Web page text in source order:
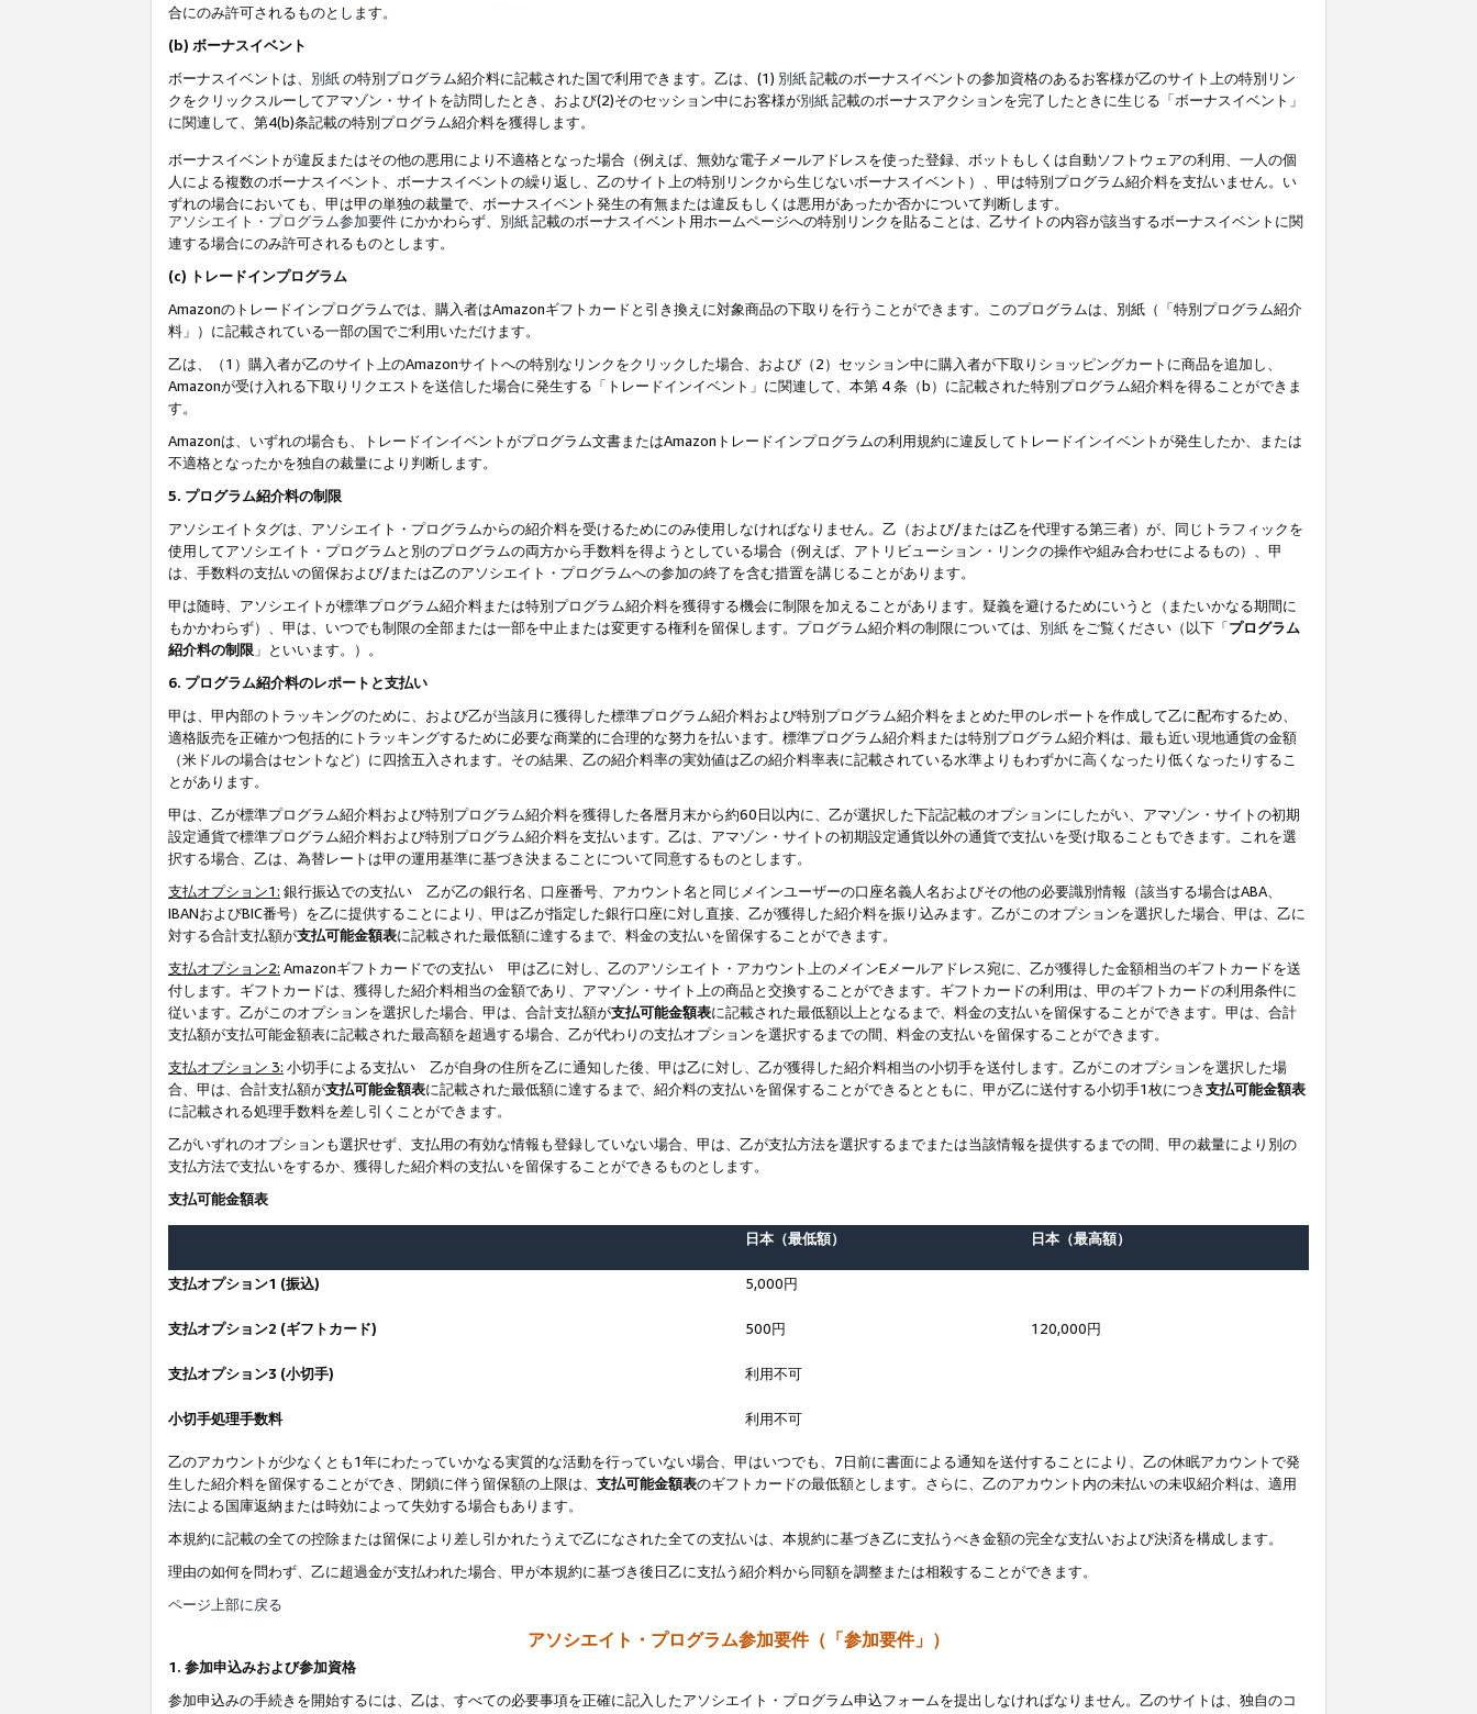
合にのみ許可されるものとします。
(b) ボーナスイベント
ボーナスイベントは、 別紙の特別プログラム紹介料に記載された国で利用できます。乙は、(1) 別紙記載のボーナスイベントの参加資格のあるお客様が乙のサイト上の特別リン
クをクリックスルーしてアマゾン・サイトを訪問したとき、および(2)そのセッション中にお客様が別紙記載のボーナスアクションを完了したときに生じる「ボーナスイベント」
に関連して、第4(b)条記載の特別プログラム紹介料を獲得します。
ボーナスイベントが違反またはその他の悪用により不適格となった場合（例えば、無効な電子メールアドレスを使った登録、ボットもしくは自動ソフトウェアの利用、一人の個
人による複数のボーナスイベント、ボーナスイベントの繰り返し、乙のサイト上の特別リンクから生じないボーナスイベント）、甲は特別プログラム紹介料を支払いません。い
ずれの場合においても、甲は甲の単独の裁量で、ボーナスイベント発生の有無または違反もしくは悪用があったか否かについて判断します。
アソシエイト・プログラム参加要件 にかかわらず、 別紙記載のボーナスイベント用ホームページへの特別リンクを貼ることは、乙サイトの内容が該当するボーナスイベントに関
連する場合にのみ許可されるものとします。
(c) トレードインプログラム
Amazonのトレードインプログラムでは、購入者はAmazonギフトカードと引き換えに対象商品の下取りを行うことができます。このプログラムは、別紙（「特別プログラム紹介
料」）に記載されている一部の国でご利用いただけます。
乙は、（1）購入者が乙のサイト上のAmazonサイトへの特別なリンクをクリックした場合、および（2）セッション中に購入者が下取りショッピングカートに商品を追加し、
Amazonが受け入れる下取りリクエストを送信した場合に発生する「トレードインイベント」に関連して、本第 4 条（b）に記載された特別プログラム紹介料を得ることができま
す。
Amazonは、いずれの場合も、トレードインイベントがプログラム文書またはAmazonトレードインプログラムの利用規約に違反してトレードインイベントが発生したか、または
不適格となったかを独自の裁量により判断します。
5. プログラム紹介料の制限
アソシエイトタグは、アソシエイト・プログラムからの紹介料を受けるためにのみ使用しなければなりません。乙（および/または乙を代理する第三者）が、同じトラフィックを
使用してアソシエイト・プログラムと別のプログラムの両方から手数料を得ようとしている場合（例えば、アトリビューション・リンクの操作や組み合わせによるもの）、甲
は、手数料の支払いの留保および/または乙のアソシエイト・プログラムへの参加の終了を含む措置を講じることがあります。
甲は随時、アソシエイトが標準プログラム紹介料または特別プログラム紹介料を獲得する機会に制限を加えることがあります。疑義を避けるためにいうと（またいかなる期間に
もかかわらず）、甲は、いつでも制限の全部または一部を中止または変更する権利を留保します。プログラム紹介料の制限については、 別紙 をご覧ください（以下「プログラム
紹介料の制限 」といいます。）。
6. プログラム紹介料のレポートと支払い
甲は、甲内部のトラッキングのために、および乙が当該月に獲得した標準プログラム紹介料および特別プログラム紹介料をまとめた甲のレポートを作成して乙に配布するため、
適格販売を正確かつ包括的にトラッキングするために必要な商業的に合理的な努力を払います。標準プログラム紹介料または特別プログラム紹介料は、最も近い現地通貨の金額
（米ドルの場合はセントなど）に四捨五入されます。その結果、乙の紹介料率の実効値は乙の紹介料率表に記載されている水準よりもわずかに高くなったり低くなったりするこ
とがあります。
甲は、乙が標準プログラム紹介料および特別プログラム紹介料を獲得した各暦月末から約60日以内に、乙が選択した下記記載のオプションにしたがい、アマゾン・サイトの初期
設定通貨で標準プログラム紹介料および特別プログラム紹介料を支払います。乙は、アマゾン・サイトの初期設定通貨以外の通貨で支払いを受け取ることもできます。これを選
択する場合、乙は、為替レートは甲の運用基準に基づき決まることについて同意するものとします。
支払オプション1: 銀行振込での支払い 乙が乙の銀行名、口座番号、アカウント名と同じメインユーザーの口座名義人名およびその他の必要識別情報（該当する場合はABA、
IBANおよびBIC番号）を乙に提供することにより、甲は乙が指定した銀行口座に対し直接、乙が獲得した紹介料を振り込みます。乙がこのオプションを選択した場合、甲は、乙に
対する合計支払額が支払可能金額表に記載された最低額に達するまで、料金の支払いを留保することができます。
支払オプション2: Amazonギフトカードでの支払い 甲は乙に対し、乙のアソシエイト・アカウント上のメインEメールアドレス宛に、乙が獲得した金額相当のギフトカードを送
付します。ギフトカードは、獲得した紹介料相当の金額であり、アマゾン・サイト上の商品と交換することができます。ギフトカードの利用は、甲のギフトカードの利用条件に
従います。乙がこのオプションを選択した場合、甲は、合計支払額が支払可能金額表に記載された最低額以上となるまで、料金の支払いを留保することができます。甲は、合計
支払額が支払可能金額表に記載された最高額を超過する場合、乙が代わりの支払オプションを選択するまでの間、料金の支払いを留保することができます。
支払オプション 3: 小切手による支払い 乙が自身の住所を乙に通知した後、甲は乙に対し、乙が獲得した紹介料相当の小切手を送付します。乙がこのオプションを選択した場
合、甲は、合計支払額が支払可能金額表に記載された最低額に達するまで、紹介料の支払いを留保することができるとともに、甲が乙に送付する小切手1枚につき支払可能金額表
に記載される処理手数料を差し引くことができます。
乙がいずれのオプションも選択せず、支払用の有効な情報も登録していない場合、甲は、乙が支払方法を選択するまでまたは当該情報を提供するまでの間、甲の裁量により別の
支払方法で支払いをするか、獲得した紹介料の支払いを留保することができるものとします。
支払可能金額表
日本（最低額） 日本（最高額）
支払オプション1 (振込) 5,000円
支払オプション2 (ギフトカード) 500円 120,000円
支払オプション3 (小切手) 利用不可
小切手処理手数料 利用不可
乙のアカウントが少なくとも1年にわたっていかなる実質的な活動を行っていない場合、甲はいつでも、7日前に書面による通知を送付することにより、乙の休眠アカウントで発
生した紹介料を留保することができ、閉鎖に伴う留保額の上限は、 支払可能金額表のギフトカードの最低額とします。さらに、乙のアカウント内の未払いの未収紹介料は、適用
法による国庫返納または時効によって失効する場合もあります。
本規約に記載の全ての控除または留保により差し引かれたうえで乙になされた全ての支払いは、本規約に基づき乙に支払うべき金額の完全な支払いおよび決済を構成します。
理由の如何を問わず、乙に超過金が支払われた場合、甲が本規約に基づき後日乙に支払う紹介料から同額を調整または相殺することができます。
ページ上部に戻る
アソシエイト・プログラム参加要件（「参加要件」）
1. 参加申込みおよび参加資格
参加申込みの手続きを開始するには、乙は、すべての必要事項を正確に記入したアソシエイト・プログラム申込フォームを提出しなければなりません。乙のサイトは、独自のコ